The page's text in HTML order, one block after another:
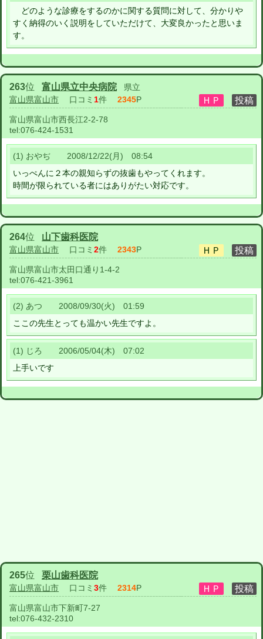
どのような診療をするのかに関する質問に対して、分かりや
すく納得のいく説明をしていただけて、大変良かったと思いま
す。
263位 富山県立中央病院
県立
富山県富山市 口コミ 1件 2345P
富山県富山市西長江2-2-78
tel:076-424-1531
(1) おやぢ 2008/12/22(月) 08:54
いっぺんに２本の親知らずの抜歯もやってくれます。
時間が限られている者にはありがたい対応です。
264位 山下歯科医院
富山県富山市 口コミ 2件 2343P
富山県富山市太田口通り1-4-2
tel:076-421-3961
(2) あつ 2008/09/30(火) 01:59
ここの先生とっても温かい先生ですよ。
(1) じろ 2006/05/04(木) 07:02
上手いです
265位 栗山歯科医院
富山県富山市 口コミ 3件 2314P
富山県富山市下新町7-27
tel:076-432-2310